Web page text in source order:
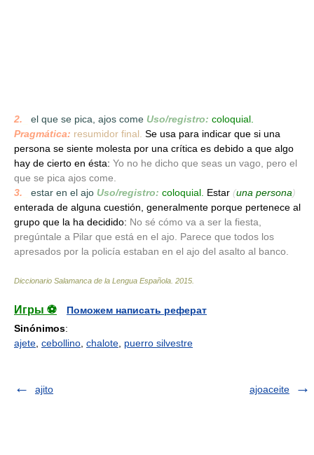
2. el que se pica, ajos come Uso/registro: coloquial.
Pragmática: resumidor final. Se usa para indicar que si una
persona se siente molesta por una crítica es debido a que algo
hay de cierto en ésta: Yo no he dicho que seas un vago, pero el
que se pica ajos come.
3.
estar en el ajo Uso/registro: coloquial. Estar (una persona)
enterada de alguna cuestión, generalmente porque pertenece al
grupo que la ha decidido: No sé cómo va a ser la fiesta,
pregúntale a Pilar que está en el ajo. Parece que todos los
apresados por la policía estaban en el ajo del asalto al banco.
Diccionario Salamanca de la Lengua Española 2015
Игры ⚽
Поможем написать реферат
Sinónimos:
ajete cebollino chalote puerro silvestre
ajito ajoaceite